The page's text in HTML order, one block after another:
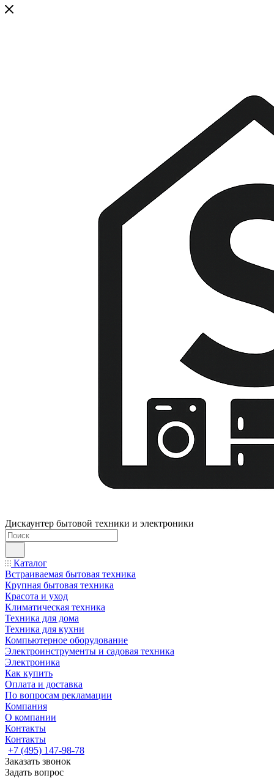
Дискаунтер бытовой техники и электроники
Каталог
Встраиваемая бытовая техника
Крупная бытовая техника
Красота и уход
Климатическая техника
Техника для дома
Техника для кухни
Компьютерное оборудование
Электроинструменты и садовая техника
Электроника
Как купить
Оплата и доставка
По вопросам рекламации
Компания
О компании
Контакты
Контакты
+7 (495) 147-98-78
Заказать звонок
Задать вопрос